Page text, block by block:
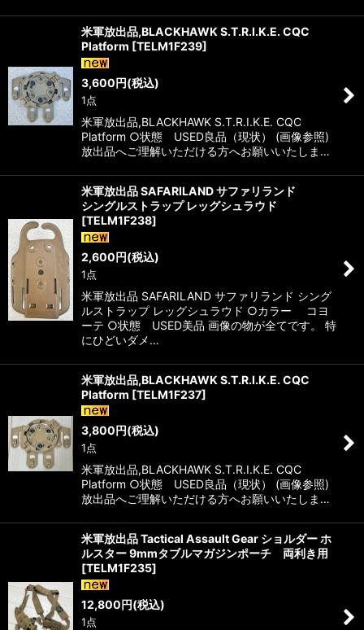
米軍放出品,BLACKHAWK S.T.R.I.K.E. CQC
Platform [TELM1F239]
3,600円(税込)
1点
米軍放出品,BLACKHAWK S.T.R.I.K.E. CQC
Platform ○状態 USED良品（現状） (画像参照)
放出品へご理解いただける方へお願いいたしま…
米軍放出品 SAFARILAND サファリランド
シングルストラップ レッグシュラウド
[TELM1F238]
2,600円(税込)
1点
米軍放出品 SAFARILAND サファリランド シング
ルストラップ レッグシュラウド ○カラー コヨ
ーテ ○状態 USED美品 画像の物が全てです。 特
にひどいダメ…
米軍放出品,BLACKHAWK S.T.R.I.K.E. CQC
Platform [TELM1F237]
3,800円(税込)
1点
米軍放出品,BLACKHAWK S.T.R.I.K.E. CQC
Platform ○状態 USED良品（現状） (画像参照)
放出品へご理解いただける方へお願いいたしま…
米軍放出品 Tactical Assault Gear ショルダー ホ
ルスター 9mmタブルマガジンポーチ 両利き用
[TELM1F235]
12,800円(税込)
1点